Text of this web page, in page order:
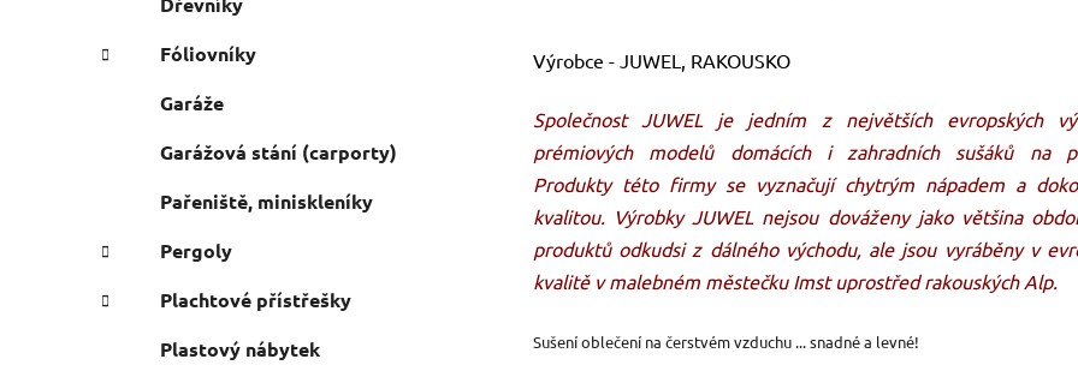
Fóliovníky
Garáže
Garážová stání (carporty)
Pařeniště, miniskleníky
Pergoly
Plachtové přístřešky
Plastový nábytek
Výrobce - JUWEL, RAKOUSKO
Společnost JUWEL je jedním z největších evropských
prémiových modelů domácích i zahradních sušáků na
Produkty této firmy se vyznačují chytrým nápadem a
kvalitou. Výrobky JUWEL nejsou dováženy jako většina
produktů odkudsi z dálného východu, ale jsou vyráběny v
kvalitě v malebném městečku Imst uprostřed rakouských Alp.
Sušení oblečení na čerstvém vzduchu ... snadné a levné!